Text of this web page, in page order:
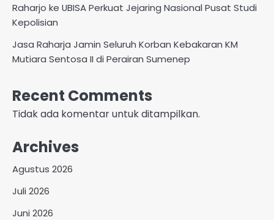
Raharjo ke UBISA Perkuat Jejaring Nasional Pusat Studi
Kepolisian
Jasa Raharja Jamin Seluruh Korban Kebakaran KM
Mutiara Sentosa II di Perairan Sumenep
Recent Comments
Tidak ada komentar untuk ditampilkan.
Archives
Agustus 2026
Juli 2026
Juni 2026